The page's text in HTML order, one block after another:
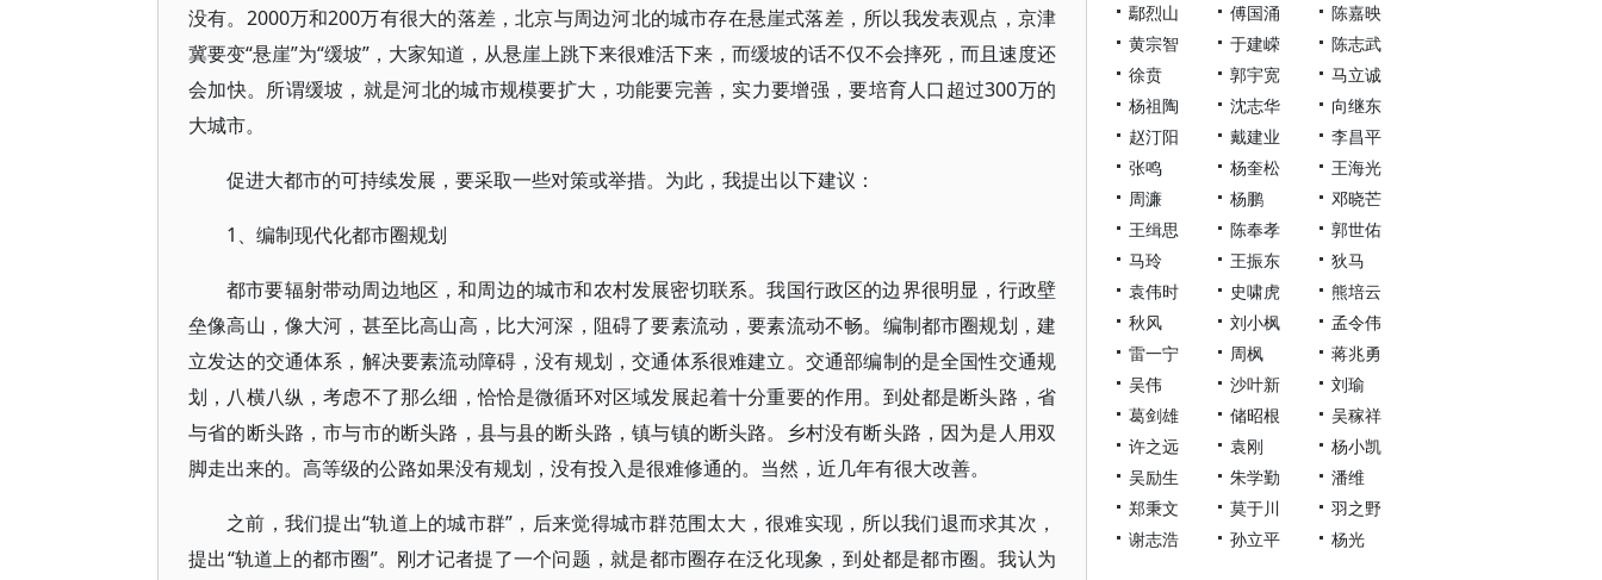
没有。2000万和200万有很大的落差，北京与周边河北的城市存在悬崖式落差，所以我发表观点，京津
冀要变“悬崖”为“缓坡”，大家知道，从悬崖上跳下来很难活下来，而缓坡的话不仅不会摔死，而且速度还
会加快。所谓缓坡，就是河北的城市规模要扩大，功能要完善，实力要增强，要培育人口超过300万的
大城市。
促进大都市的可持续发展，要采取一些对策或举措。为此，我提出以下建议：
1、编制现代化都市圈规划
都市要辐射带动周边地区，和周边的城市和农村发展密切联系。我国行政区的边界很明显，行政壁
垒像高山，像大河，甚至比高山高，比大河深，阻碍了要素流动，要素流动不畅。编制都市圈规划，建
立发达的交通体系，解决要素流动障碍，没有规划，交通体系很难建立。交通部编制的是全国性交通规
划，八横八纵，考虑不了那么细，恰恰是微循环对区域发展起着十分重要的作用。到处都是断头路，省
与省的断头路，市与市的断头路，县与县的断头路，镇与镇的断头路。乡村没有断头路，因为是人用双
脚走出来的。高等级的公路如果没有规划，没有投入是很难修通的。当然，近几年有很大改善。
之前，我们提出“轨道上的城市群”，后来觉得城市群范围太大，很难实现，所以我们退而求其次，
提出“轨道上的都市圈”。刚才记者提了一个问题，就是都市圈存在泛化现象，到处都是都市圈。我认为
鄢烈山
傅国涌
陈嘉映
黄宗智
于建嵘
陈志武
徐贲
郭宇宽
马立诚
杨祖陶
沈志华
向继东
赵汀阳
戴建业
李昌平
张鸣
杨奎松
王海光
周濂
杨鹏
邓晓芒
王缉思
陈奉孝
郭世佑
马玲
王振东
狄马
袁伟时
史啸虎
熊培云
秋风
刘小枫
孟令伟
雷一宁
周枫
蒋兆勇
吴伟
沙叶新
刘瑜
葛剑雄
储昭根
吴稼祥
许之远
袁刚
杨小凯
吴励生
朱学勤
潘维
郑秉文
莫于川
羽之野
谢志浩
孙立平 杨光